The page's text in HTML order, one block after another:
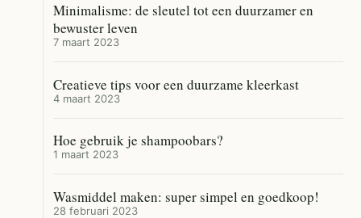
Minimalisme: de sleutel tot een duurzamer en
bewuster leven
7 maart 2023
Creatieve tips voor een duurzame kleerkast
4 maart 2023
Hoe gebruik je shampoobars?
1 maart 2023
Wasmiddel maken: super simpel en goedkoop!
28 februari 2023